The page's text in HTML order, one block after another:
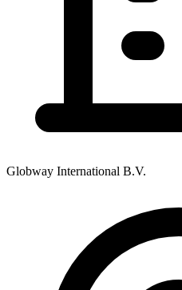
Globway International B.V.